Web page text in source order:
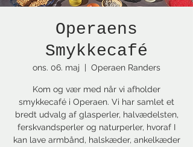
Operaens
Smykkecafé
ons. 06. maj
  |
Operaen Randers
Kom og vær med når vi afholder
smykkecafé i Operaen. Vi har samlet et
bredt udvalg af glasperler, halvædelsten,
ferskvandsperler og naturperler, hvoraf I
kan lave armbånd, halskæder, ankelkæder